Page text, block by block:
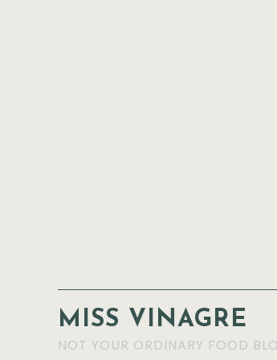
MISS VINAGRE
NOT YOUR ORDINARY FOOD